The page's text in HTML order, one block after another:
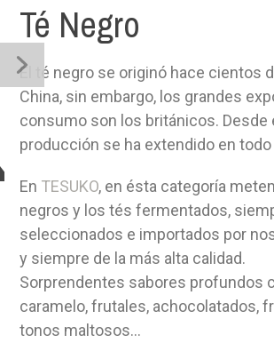
Té Negro
El té negro se originó hace cientos
China, sin embargo, los grandes
consumo son los británicos. Desde
producción se ha extendido en
En TESUKO, en ésta categoría
negros y los tés fermentados,
seleccionados e importados por
y siempre de la más alta calidad.
Sorprendentes sabores profundos
caramelo, frutales, achocolatados,
tonos maltosos...